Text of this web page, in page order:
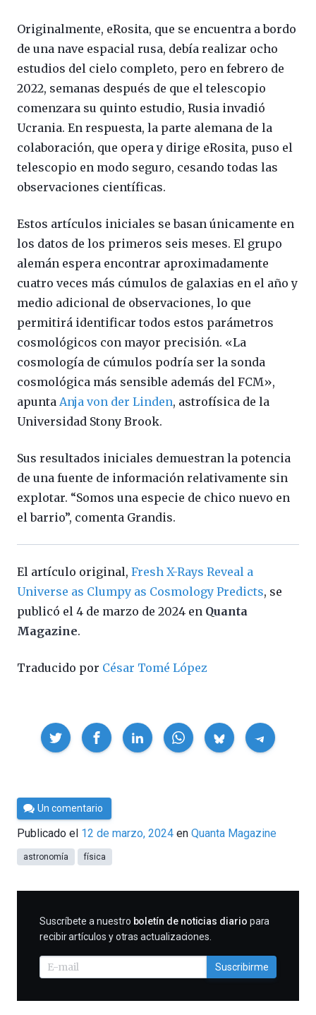
Originalmente, eRosita, que se encuentra a bordo
de una nave espacial rusa, debía realizar ocho
estudios del cielo completo, pero en febrero de
2022, semanas después de que el telescopio
comenzara su quinto estudio, Rusia invadió
Ucrania. En respuesta, la parte alemana de la
colaboración, que opera y dirige eRosita, puso el
telescopio en modo seguro, cesando todas las
observaciones científicas.
Estos artículos iniciales se basan únicamente en
los datos de los primeros seis meses. El grupo
alemán espera encontrar aproximadamente
cuatro veces más cúmulos de galaxias en el año y
medio adicional de observaciones, lo que
permitirá identificar todos estos parámetros
cosmológicos con mayor precisión. «La
cosmología de cúmulos podría ser la sonda
cosmológica más sensible además del FCM»,
apunta Anja von der Linden, astrofísica de la
Universidad Stony Brook.
Sus resultados iniciales demuestran la potencia
de una fuente de información relativamente sin
explotar. “Somos una especie de chico nuevo en
el barrio”, comenta Grandis.
El artículo original, Fresh X-Rays Reveal a
Universe as Clumpy as Cosmology Predicts, se
publicó el 4 de marzo de 2024 en Quanta
Magazine.
Traducido por César Tomé López
Compartir
Por
César
Tomé
Un comentario
Publicado el 12 de marzo, 2024 en Quanta Magazine
astronomía física
SUSCRIBIRME
Suscríbete a nuestro boletín de noticias diario para
recibir artículos y otras actualizaciones.
Suscribirme